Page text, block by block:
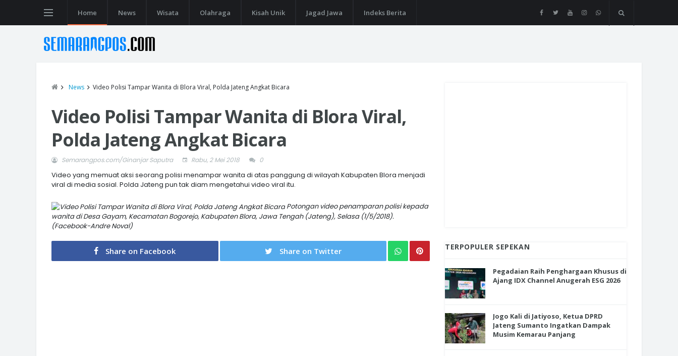
Home News Wisata Olahraga Kisah Unik Jagad Jawa Indeks Berita
News Video Polisi Tampar Wanita di Blora Viral, Polda Jateng Angkat Bicara
Video Polisi Tampar Wanita di Blora Viral,
Polda Jateng Angkat Bicara
Semarangpos.com/Ginanjar Saputra Rabu, 2 Mei 2018 0
Video yang memuat aksi seorang polisi menampar wanita di atas panggung di wilayah Kabupaten Blora menjadi
viral di media sosial. Polda Jateng pun tak diam mengetahui video viral itu.
Potongan video penamparan polisi kepada
wanita di Desa Gayam, Kecamatan Bogorejo, Kabupaten Blora, Jawa Tengah (Jateng), Selasa (1/5/2018).
(Facebook-Andre Noval)
Share on Facebook Share on Twitter TERPOPULER SEPEKAN
Pegadaian Raih Penghargaan Khusus di
Ajang IDX Channel Anugerah ESG 2026
Jogo Kali di Jatiyoso, Ketua DPRD
Jateng Sumanto Ingatkan Dampak
Musim Kemarau Panjang